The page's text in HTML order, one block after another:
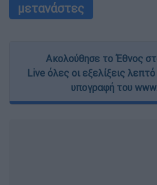
μετανάστες
Ακολούθησε το Έθνος
Live όλες οι εξελίξεις
υπογραφή του